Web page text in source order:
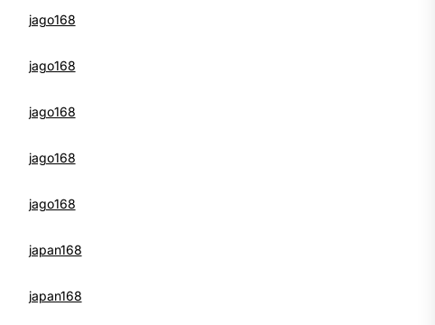
jago168
jago168
jago168
jago168
jago168
japan168
japan168